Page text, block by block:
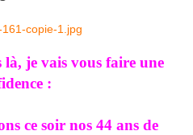
là, je vais vous faire une
:
ce soir nos 44 ans de